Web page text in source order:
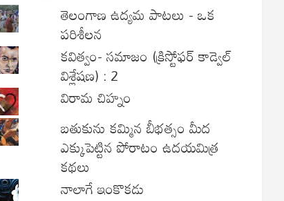
తెలంగాణ ఉద్యమ పాటలు - ఒక
పరిశీలన
కవిత్వం- సమాజం (క్రిస్టోఫర్ కాడ్వెల్
విశ్లేషణ) : 2
విరామ చిహ్నం
బతుకును కమ్మిన బీభత్సం మీద
ఎక్కుపెట్టిన పోరాటం ఉదయమిత్ర
కథలు
నాలాగే ఇంకొకడు